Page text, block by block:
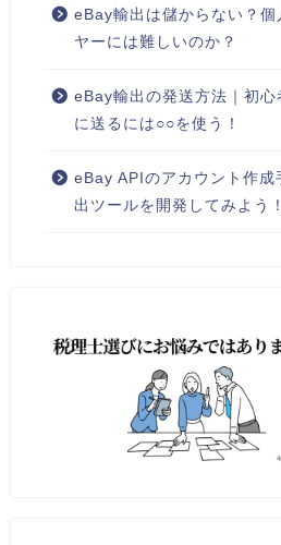
eBay輸出は儲からない？個
ヤーには難しいのか？
eBay輸出の発送方法｜初心
に送るには○○を使う！
eBay APIのアカウント作成
出ツールを開発してみよう！